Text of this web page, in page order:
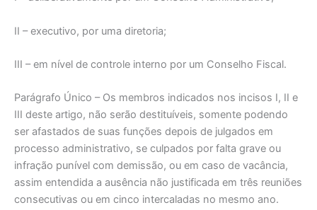
II – executivo, por uma diretoria;
III – em nível de controle interno por um Conselho Fiscal.
Parágrafo Único – Os membros indicados nos incisos I, II e
III deste artigo, não serão destituíveis, somente podendo
ser afastados de suas funções depois de julgados em
processo administrativo, se culpados por falta grave ou
infração punível com demissão, ou em caso de vacância,
assim entendida a ausência não justificada em três reuniões
consecutivas ou em cinco intercaladas no mesmo ano.